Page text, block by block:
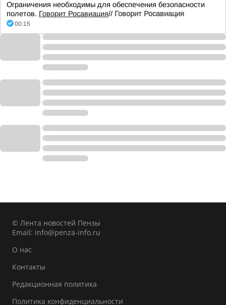
Ограничения необходимы для обеспечения безопасности
полетов. Говорит Росавиация// Говорит Росавиация
00:15
© Лента новостей Пензы
Email: info@penza-info.ru
О нас
Контакты
Редакционная политика
Политика конфиденциальности